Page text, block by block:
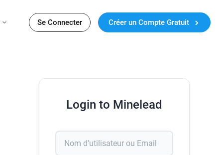
Se Connecter Créer un Compte Gratuit
Login to Minelead